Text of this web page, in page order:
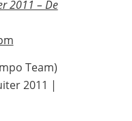
2011 – De
Team)
2011 |